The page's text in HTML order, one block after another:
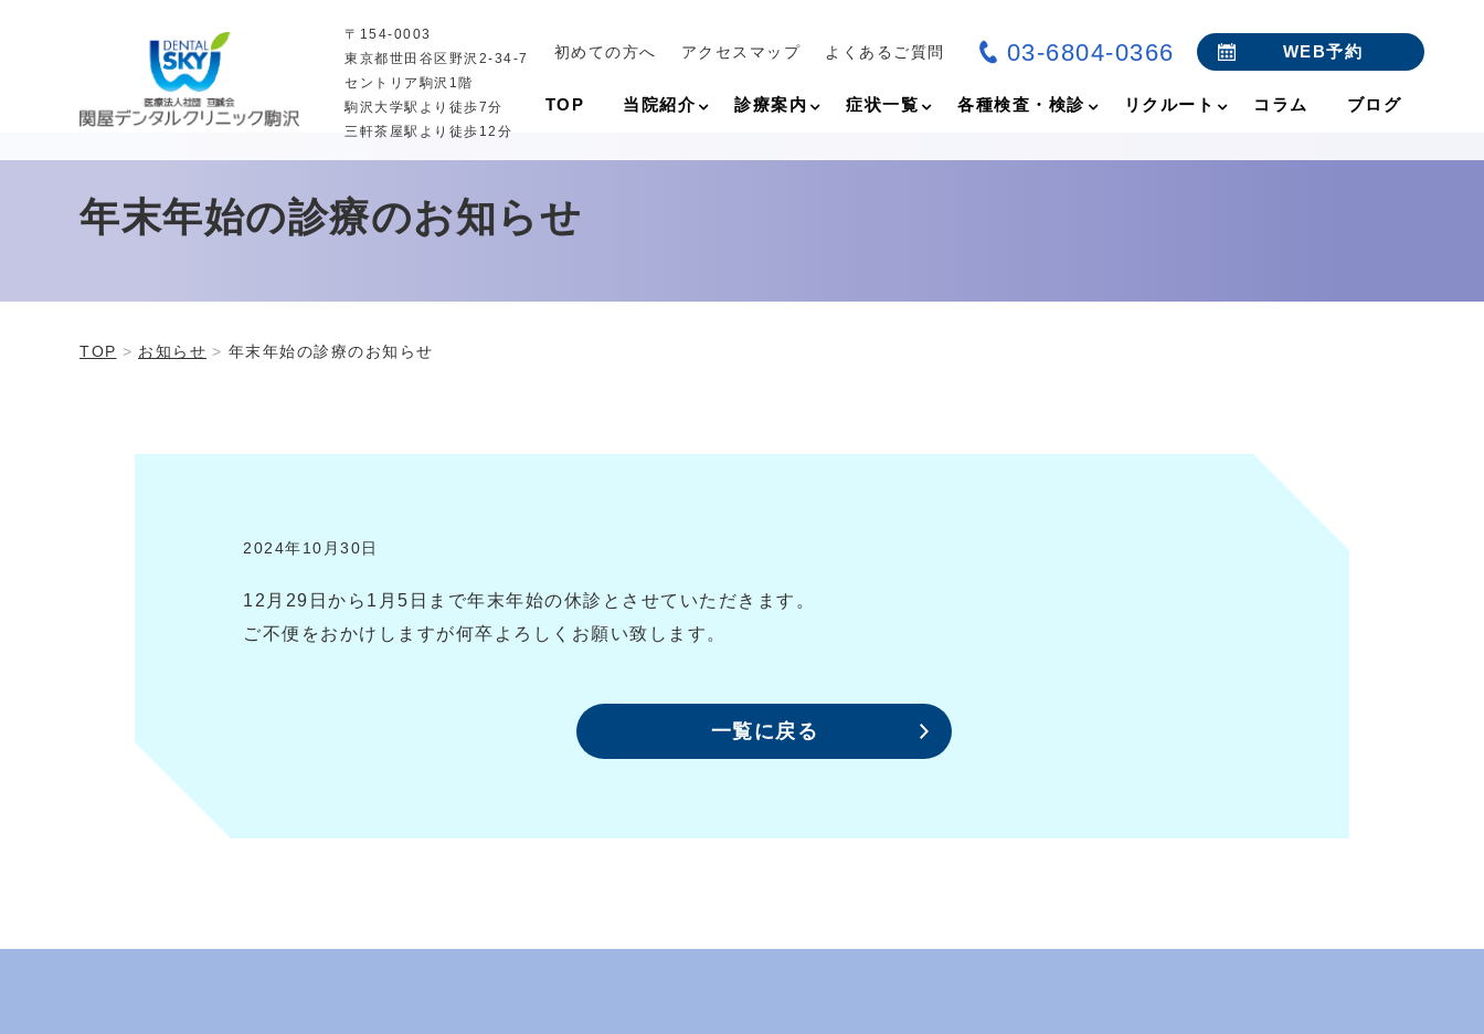
〒154-0003
東京都世田谷区野沢2-34-7
セントリア駒沢1階
駒沢大学駅より徒歩7分
三軒茶屋駅より徒歩12分
初めての方へ アクセスマップ よくあるご質問 03-6804-0366 WEB予約
TOP 当院紹介 診療案内 症状一覧 各種検査・検診 リクルート コラム ブログ
年末年始の診療のお知らせ
TOP お知らせ 年末年始の診療のお知らせ
2024年10月30日
12月29日から1月5日まで年末年始の休診とさせていただきます。
ご不便をおかけしますが何卒よろしくお願い致します。
一覧に戻る